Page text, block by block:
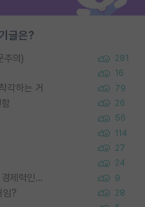
글은?
주의) 281
16
각하는 거 79
26
56
114
27
24
박사진학하기에 2억은 괜찮은 (?) 정도의 경제력인가요 9
임? 28